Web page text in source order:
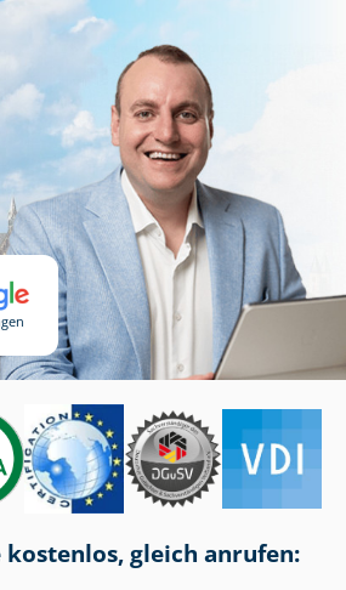
kostenlos, gleich anrufen: